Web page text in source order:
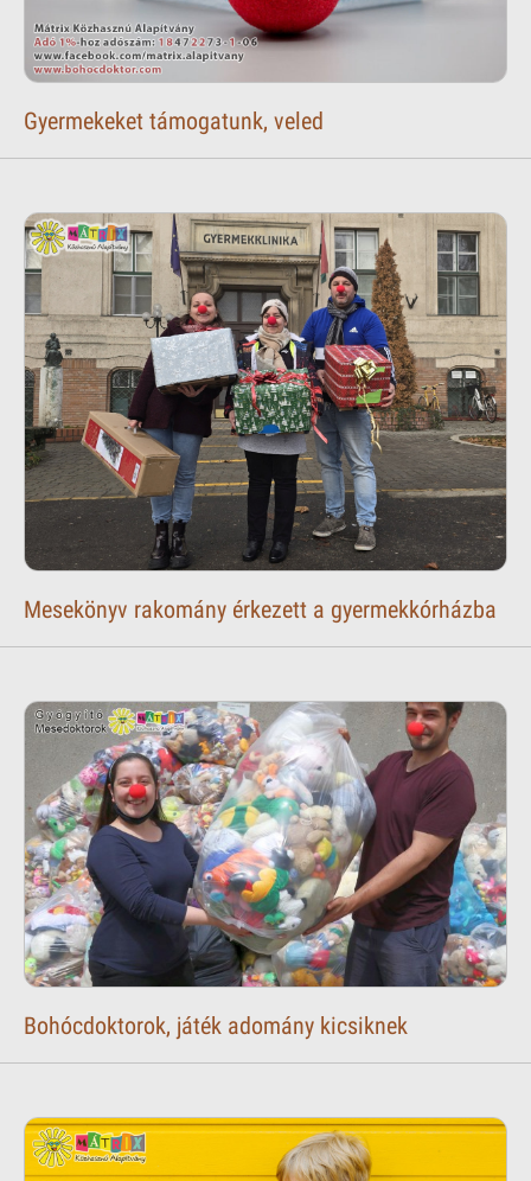
Gyermekeket támogatunk, veled
Mesekönyv rakomány érkezett a gyermekkórházba
Bohócdoktorok, játék adomány kicsiknek